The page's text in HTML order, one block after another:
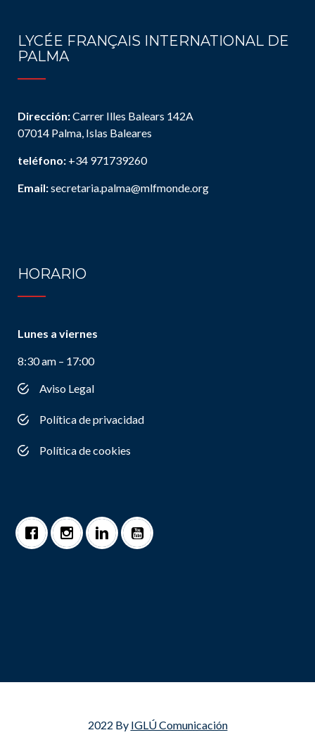
LYCÉE FRANÇAIS INTERNATIONAL DE
PALMA
Dirección:Carrer Illes Balears 142A
07014 Palma, Islas Baleares
teléfono: +34 971739260
Email:secretaria.palma@mlfmonde.org
HORARIO
Lunes a viernes
8:30 am – 17:00
Aviso Legal
Política de privacidad
Política de cookies
2022 By IGLÚ Comunicación